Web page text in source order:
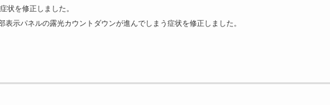
状を修正しました。
示パネルの露光カウントダウンが進んでしまう症状を修正しました。